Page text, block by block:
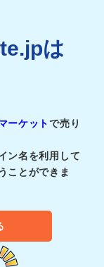
は
ーケットで売り
ン名を利用して
ことができま